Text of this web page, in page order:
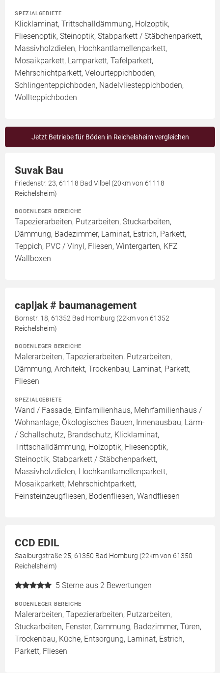
SPEZIALGEBIETE
Klicklaminat, Trittschalldämmung, Holzoptik,
Fliesenoptik, Steinoptik, Stabparkett / Stäbchenparkett,
Massivholzdielen, Hochkantlamellenparkett,
Mosaikparkett, Lamparkett, Tafelparkett,
Mehrschichtparkett, Velourteppichboden,
Schlingenteppichboden, Nadelvliesteppichboden,
Wollteppichboden
Jetzt Betriebe für Böden in Reichelsheim vergleichen
Suvak Bau
Friedenstr. 23, 61118 Bad Vilbel (20km von 61118
Reichelsheim)
BODENLEGER BEREICHE
Tapezierarbeiten, Putzarbeiten, Stuckarbeiten,
Dämmung, Badezimmer, Laminat, Estrich, Parkett,
Teppich, PVC / Vinyl, Fliesen, Wintergarten, KFZ
Wallboxen
capljak # baumanagement
Bornstr. 18, 61352 Bad Homburg (22km von 61352
Reichelsheim)
BODENLEGER BEREICHE
Malerarbeiten, Tapezierarbeiten, Putzarbeiten,
Dämmung, Architekt, Trockenbau, Laminat, Parkett,
Fliesen
SPEZIALGEBIETE
Wand / Fassade, Einfamilienhaus, Mehrfamilienhaus /
Wohnanlage, Ökologisches Bauen, Innenausbau, Lärm-
/ Schallschutz, Brandschutz, Klicklaminat,
Trittschalldämmung, Holzoptik, Fliesenoptik,
Steinoptik, Stabparkett / Stäbchenparkett,
Massivholzdielen, Hochkantlamellenparkett,
Mosaikparkett, Mehrschichtparkett,
Feinsteinzeugfliesen, Bodenfliesen, Wandfliesen
CCD EDIL
Saalburgstraße 25, 61350 Bad Homburg (22km von 61350
Reichelsheim)
5 Sterne aus 2 Bewertungen
BODENLEGER BEREICHE
Malerarbeiten, Tapezierarbeiten, Putzarbeiten,
Stuckarbeiten, Fenster, Dämmung, Badezimmer, Türen,
Trockenbau, Küche, Entsorgung, Laminat, Estrich,
Parkett, Fliesen